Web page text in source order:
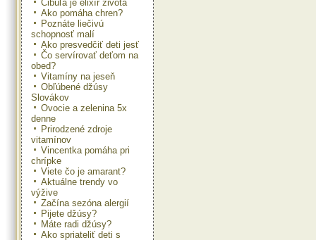
Cibuľa je elixír života
Ako pomáha chren?
Poznáte liečivú
schopnosť malí
Ako presvedčiť deti jesť
Čo servírovať deťom na
obed?
Vitamíny na jeseň
Obľúbené džúsy
Slovákov
Ovocie a zelenina 5x
denne
Prirodzené zdroje
vitamínov
Vincentka pomáha pri
chrípke
Viete čo je amarant?
Aktuálne trendy vo
výžive
Začína sezóna alergií
Pijete džúsy?
Máte radi džúsy?
Ako spriateliť deti s